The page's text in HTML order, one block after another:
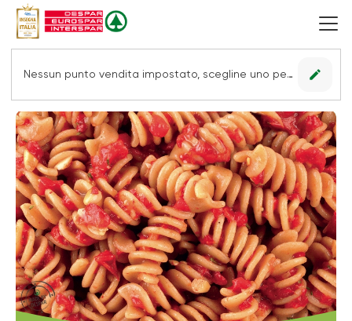
Nessun punto vendita impostato, scegline uno per vedere le offerte. edit